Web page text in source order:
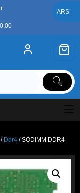
/ Ddr4 / SODIMM DDR4
ARS